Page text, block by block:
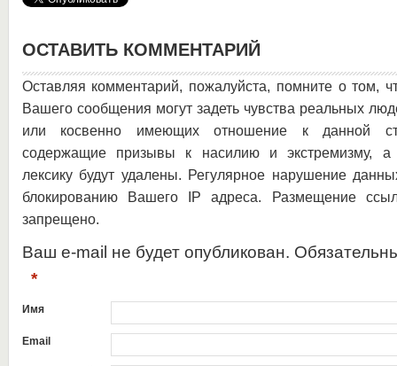
ОСТАВИТЬ КОММЕНТАРИЙ
Оставляя комментарий, пожалуйста, помните о том,
Вашего сообщения могут задеть чувства реальных
или косвенно имеющих отношение к данной
содержащие призывы к насилию и экстремизму, а
лексику будут удалены. Регулярное нарушение
блокированию Вашего IP адреса. Размещение
запрещено.
Ваш e-mail не будет опубликован.
*
Имя
Email